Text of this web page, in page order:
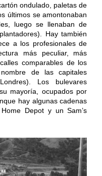
ondulado, paletas de
últimos se amontonaban
luego se llenaban de
Hay también
a los profesionales de
más peculiar, más
comparables de los
de las capitales
Los bulevares
mayoría, ocupados por
hay algunas cadenas
Depot y un Sam’s